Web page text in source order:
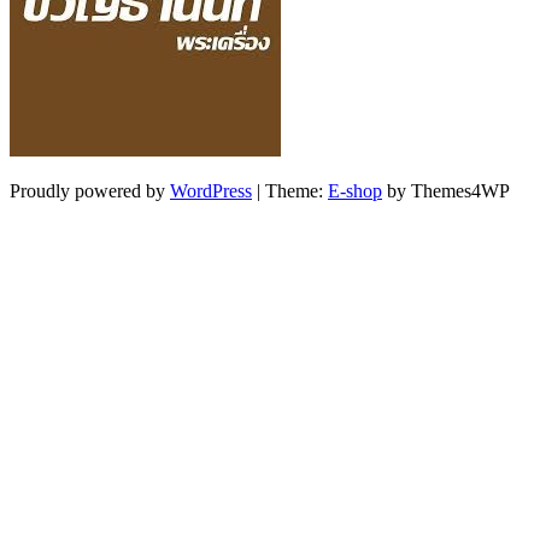
Proudly powered by WordPress | Theme: E-shop by Themes4WP